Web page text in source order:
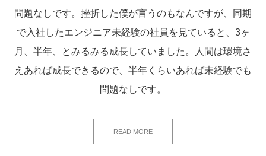
問題なしです。挫折した僕が言うのもなんですが、同期
で入社したエンジニア未経験の社員を見ていると、3ヶ
月、半年、とみるみる成長していました。人間は環境さ
えあれば成長できるので、半年くらいあれば未経験でも
問題なしです。
READ MORE